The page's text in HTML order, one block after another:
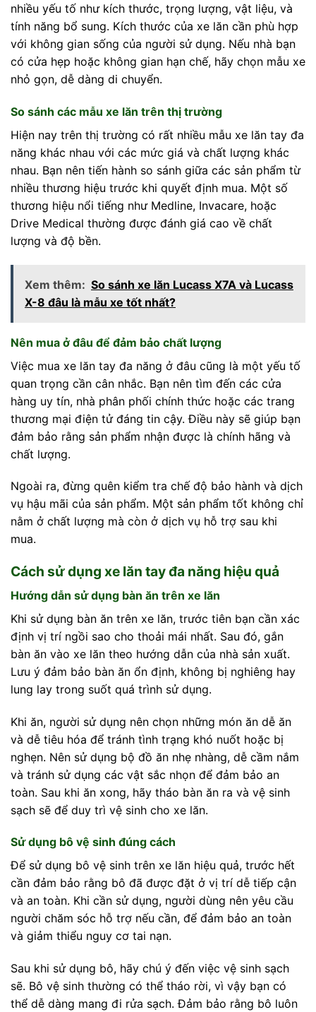
nhiều yếu tố như kích thước, trọng lượng, vật liệu, và
tính năng bổ sung. Kích thước của xe lăn cần phù hợp
với không gian sống của người sử dụng. Nếu nhà bạn
có cửa hẹp hoặc không gian hạn chế, hãy chọn mẫu xe
nhỏ gọn, dễ dàng di chuyển.
So sánh các mẫu xe lăn trên thị trường
Hiện nay trên thị trường có rất nhiều mẫu xe lăn tay đa
năng khác nhau với các mức giá và chất lượng khác
nhau. Bạn nên tiến hành so sánh giữa các sản phẩm từ
nhiều thương hiệu trước khi quyết định mua. Một số
thương hiệu nổi tiếng như Medline, Invacare, hoặc
Drive Medical thường được đánh giá cao về chất
lượng và độ bền.
Xem thêm: So sánh xe lăn Lucass X7A và Lucass
X-8 đâu là mẫu xe tốt nhất?
Nên mua ở đâu để đảm bảo chất lượng
Việc mua xe lăn tay đa năng ở đâu cũng là một yếu tố
quan trọng cần cân nhắc. Bạn nên tìm đến các cửa
hàng uy tín, nhà phân phối chính thức hoặc các trang
thương mại điện tử đáng tin cậy. Điều này sẽ giúp bạn
đảm bảo rằng sản phẩm nhận được là chính hãng và
chất lượng.
Ngoài ra, đừng quên kiểm tra chế độ bảo hành và dịch
vụ hậu mãi của sản phẩm. Một sản phẩm tốt không chỉ
nằm ở chất lượng mà còn ở dịch vụ hỗ trợ sau khi
mua.
Cách sử dụng xe lăn tay đa năng hiệu quả
Hướng dẫn sử dụng bàn ăn trên xe lăn
Khi sử dụng bàn ăn trên xe lăn, trước tiên bạn cần xác
định vị trí ngồi sao cho thoải mái nhất. Sau đó, gắn
bàn ăn vào xe lăn theo hướng dẫn của nhà sản xuất.
Lưu ý đảm bảo bàn ăn ổn định, không bị nghiêng hay
lung lay trong suốt quá trình sử dụng.
Khi ăn, người sử dụng nên chọn những món ăn dễ ăn
và dễ tiêu hóa để tránh tình trạng khó nuốt hoặc bị
nghẹn. Nên sử dụng bộ đồ ăn nhẹ nhàng, dễ cầm nắm
và tránh sử dụng các vật sắc nhọn để đảm bảo an
toàn. Sau khi ăn xong, hãy tháo bàn ăn ra và vệ sinh
sạch sẽ để duy trì vệ sinh cho xe lăn.
Sử dụng bô vệ sinh đúng cách
Để sử dụng bô vệ sinh trên xe lăn hiệu quả, trước hết
cần đảm bảo rằng bô đã được đặt ở vị trí dễ tiếp cận
và an toàn. Khi cần sử dụng, người dùng nên yêu cầu
người chăm sóc hỗ trợ nếu cần, để đảm bảo an toàn
và giảm thiểu nguy cơ tai nạn.
Sau khi sử dụng bô, hãy chú ý đến việc vệ sinh sạch
sẽ. Bô vệ sinh thường có thể tháo rời, vì vậy bạn có
thể dễ dàng mang đi rửa sạch. Đảm bảo rằng bô luôn